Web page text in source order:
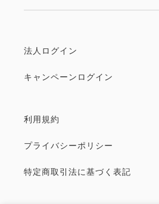
法人ログイン
キャンペーンログイン
利用規約
プライバシーポリシー
特定商取引法に基づく表記